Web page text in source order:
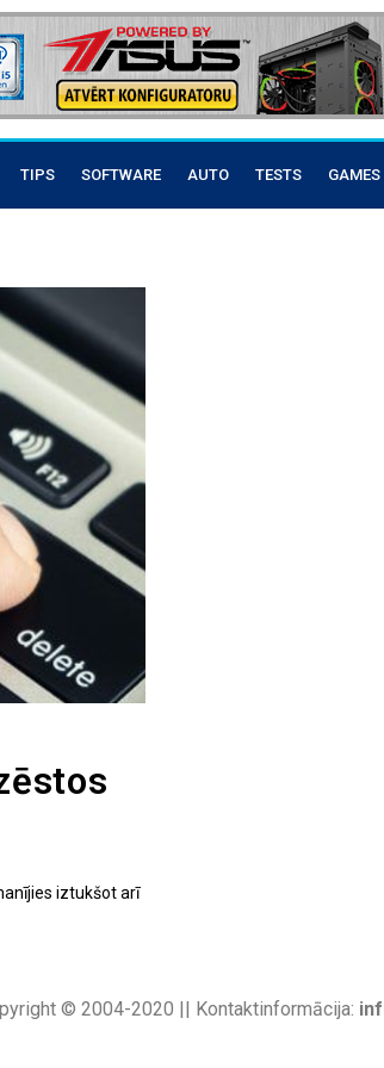
TIPS SOFTWARE AUTO TESTS GAMES
iztukšot arī
© 2004-2020 || Kontaktinformācija: